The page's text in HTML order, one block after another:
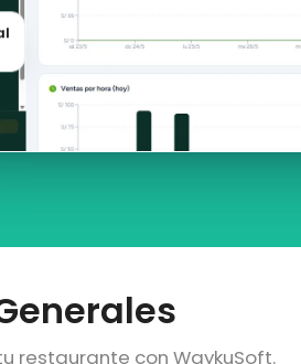
restaurante con WaykuSoft.